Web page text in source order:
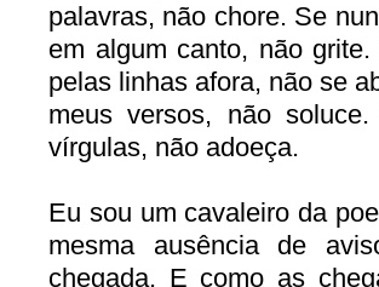
palavras, não chore. Se
em algum canto, não
pelas linhas afora, não se
meus versos, não
vírgulas, não adoeça.
Eu sou um cavaleiro da
mesma ausência de
chegada. E como as